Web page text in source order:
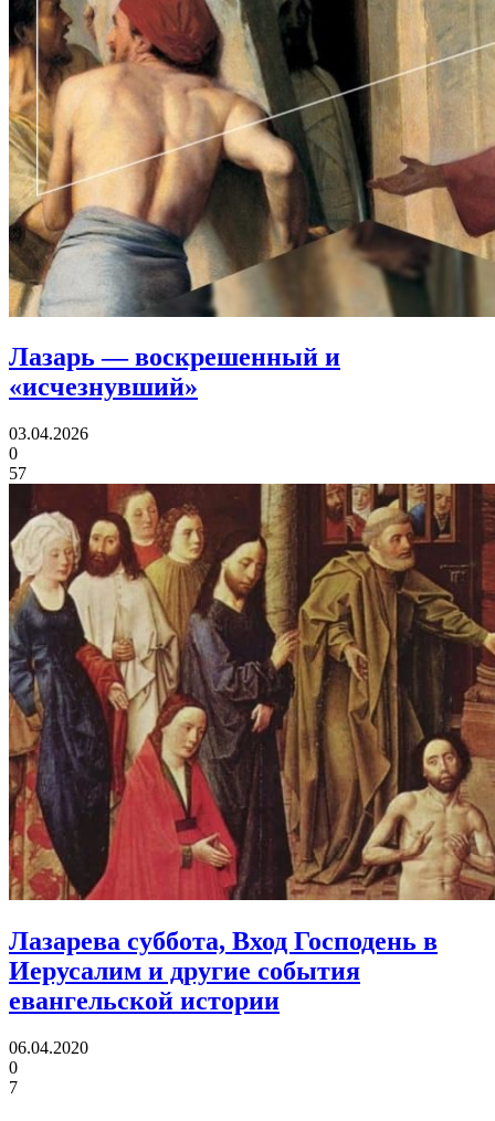
Лазарь — воскрешенный и
«исчезнувший»
03.04.2026
0
57
Лазарева суббота, Вход Господень в
Иерусалим и другие события
евангельской истории
06.04.2020
0
7